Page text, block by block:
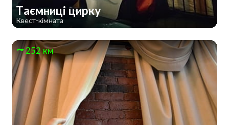
Таємниці цирку
Квест-кімната
252 км